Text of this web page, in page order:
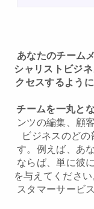
あなたのチーム
シャリストビジ
クセスするよう
チームを一丸と
ンツの編集、顧
ビジネスのど
す。例えば、あ
ならば、単に彼
を与えてください
スタマーサービ